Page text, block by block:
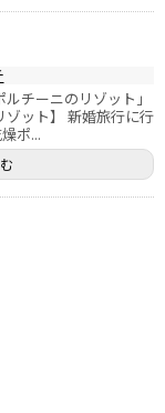
チーニのリゾット」
ゾット】 新婚旅行に行
ポ...